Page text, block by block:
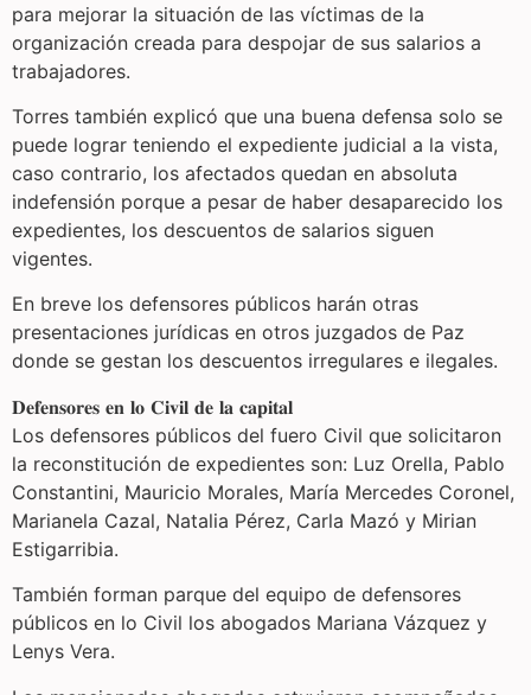
para mejorar la situación de las víctimas de la
organización creada para despojar de sus salarios a
trabajadores.
Torres también explicó que una buena defensa solo se
puede lograr teniendo el expediente judicial a la vista,
caso contrario, los afectados quedan en absoluta
indefensión porque a pesar de haber desaparecido los
expedientes, los descuentos de salarios siguen
vigentes.
En breve los defensores públicos harán otras
presentaciones jurídicas en otros juzgados de Paz
donde se gestan los descuentos irregulares e ilegales.
𝐃𝐞𝐟𝐞𝐧𝐬𝐨𝐫𝐞𝐬 𝐞𝐧 𝐥𝐨 𝐂𝐢𝐯𝐢𝐥 𝐝𝐞 𝐥𝐚 𝐜𝐚𝐩𝐢𝐭𝐚𝐥
Los defensores públicos del fuero Civil que solicitaron
la reconstitución de expedientes son: Luz Orella, Pablo
Constantini, Mauricio Morales, María Mercedes Coronel,
Marianela Cazal, Natalia Pérez, Carla Mazó y Mirian
Estigarribia.
También forman parque del equipo de defensores
públicos en lo Civil los abogados Mariana Vázquez y
Lenys Vera.